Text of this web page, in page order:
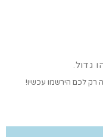
גדול.
לכם הירשמו עכשיו!